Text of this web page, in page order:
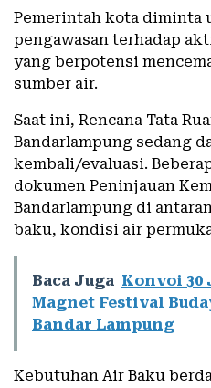
Pemerintah kota diminta
pengawasan terhadap
yang berpotensi
sumber air.
Saat ini, Rencana Tata
Bandarlampung sedang
kembali/evaluasi.
dokumen Peninjauan
Bandarlampung di
baku, kondisi air
Baca Juga Konvoi 30
Magnet Festival
Bandar Lampung
Kebutuhan Air Baku